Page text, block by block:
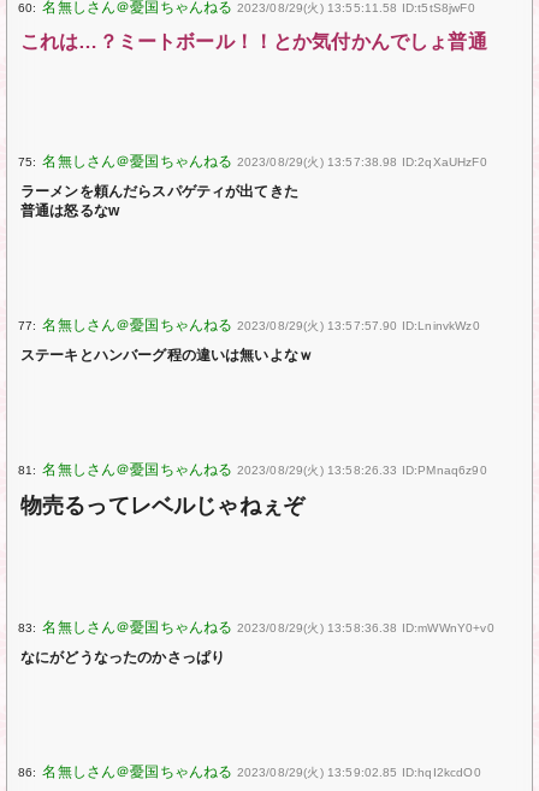
60: 2023/08/29(火) 13:55:11.58 ID:t5tS8jwF0
これは…？ミートボール！！とか気付かんでしょ普通
75: 2023/08/29(火) 13:57:38.98 ID:2qXaUHzF0
ラーメンを頼んだらスパゲティが出てきた
普通は怒るなw
77: 2023/08/29(火) 13:57:57.90 ID:LninvkWz0
ステーキとハンバーグ程の違いは無いよなｗ
81: 2023/08/29(火) 13:58:26.33 ID:PMnaq6z90
物売るってレベルじゃねぇぞ
83: 2023/08/29(火) 13:58:36.38 ID:mWWnY0+v0
なにがどうなったのかさっぱり
86: 2023/08/29(火) 13:59:02.85 ID:hqI2kcdO0